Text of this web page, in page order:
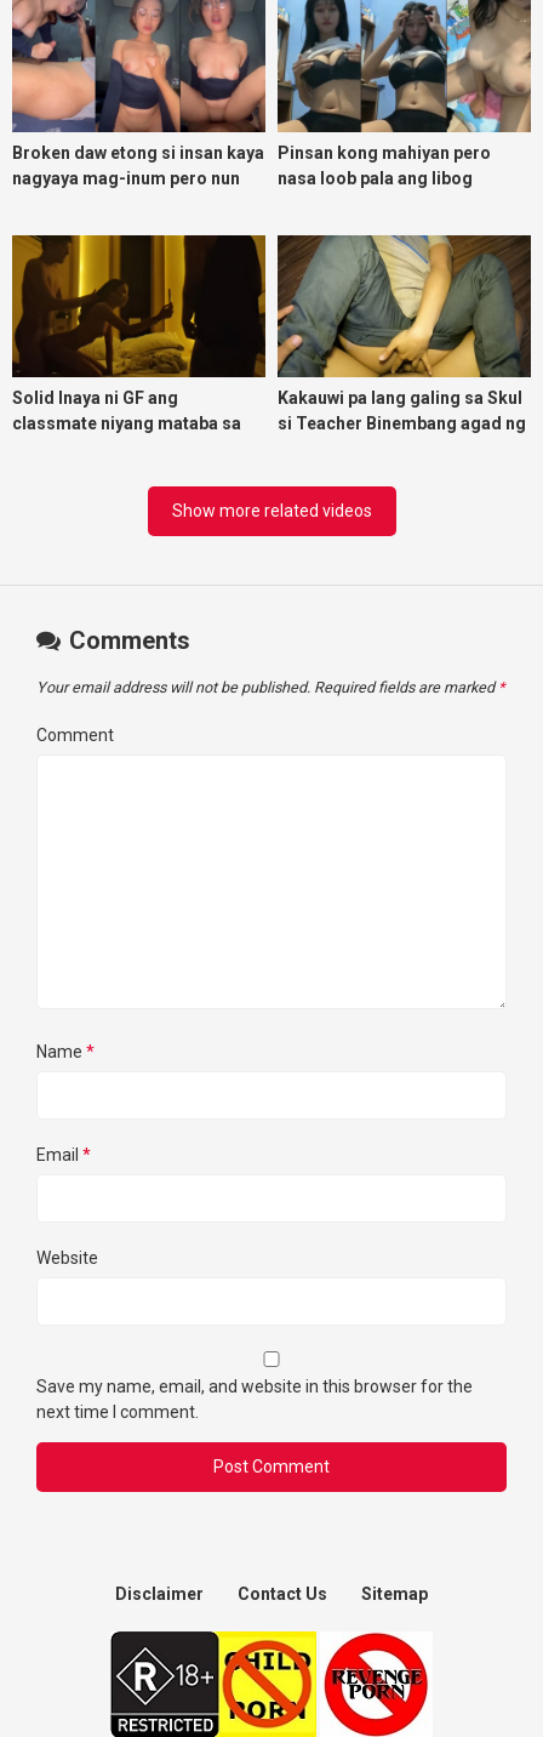
Broken daw etong si insan kaya
nagyaya mag-inum pero nun
Pinsan kong mahiyan pero
nasa loob pala ang libog
Solid Inaya ni GF ang
classmate niyang mataba sa
Kakauwi pa lang galing sa Skul
si Teacher Binembang agad ng
Show more related videos
Comments
Your email address will not be published. Required fields are marked *
Comment
Name *
Email *
Website
Save my name, email, and website in this browser for the
next time I comment.
Disclaimer Contact Us Sitemap